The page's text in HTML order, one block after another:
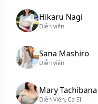
Hikaru Nagi
Diễn viên
Sana Mashiro
Diễn viên
Mary Tachibana
Diễn Viên, Ca Sĩ